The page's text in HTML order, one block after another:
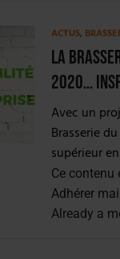
ACTUS,
La
2020…
Avec un
Brasserie
supérieur
Ce contenu
Adhérer
Already a